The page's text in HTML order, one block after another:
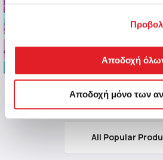
Αποδοχή
Αποδοχή μόνο των
All Popular